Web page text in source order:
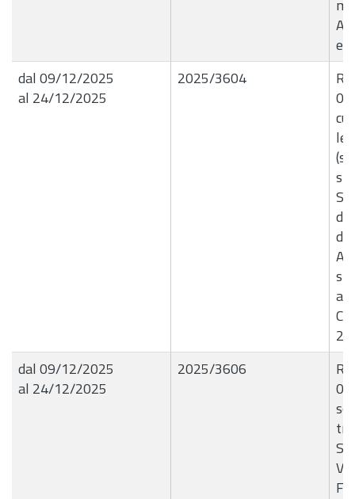
e
dal 09/12/2025
al 24/12/2025
2025/3604
di
dal 09/12/2025
al 24/12/2025
2025/3606